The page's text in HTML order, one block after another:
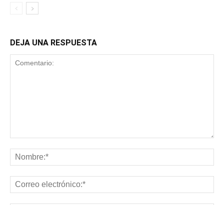
DEJA UNA RESPUESTA